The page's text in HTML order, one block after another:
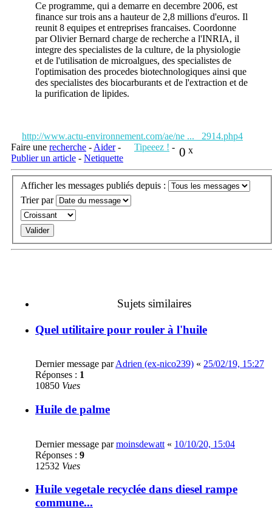
Ce programme, qui a demarre en decembre 2006, est
finance sur trois ans a hauteur de 2,8 millions d'euros. Il
reunit 8 equipes et entreprises francaises. Coordonne
par Olivier Bernard charge de recherche a l'INRIA, il
integre des specialistes de la culture, de la physiologie
et de l'utilisation de microalgues, des specialistes de
l'optimisation des procedes biotechnologiques ainsi que
des specialistes des biocarburants et de l'extraction et de
la purification de lipides.
http://www.actu-environnement.com/ae/ne ... _2914.php4
0 x
Faire une recherche - Aider- Tipeeez ! -
Publier un article - Netiquette
Afficher les messages publiés depuis :
Trier par
Sujets similaires
Quel utilitaire pour rouler à l'huile
Dernier message parAdrien (ex-nico239) « 25/02/19, 15:27
Réponses : 1
10850 Vues
Huile de palme
Dernier message parmoinsdewatt « 10/10/20, 15:04
Réponses : 9
12532 Vues
Huile vegetale recyclée dans diesel rampe
commune...